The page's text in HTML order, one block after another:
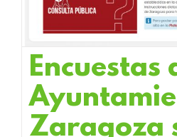
Encuestas
Zaragoza